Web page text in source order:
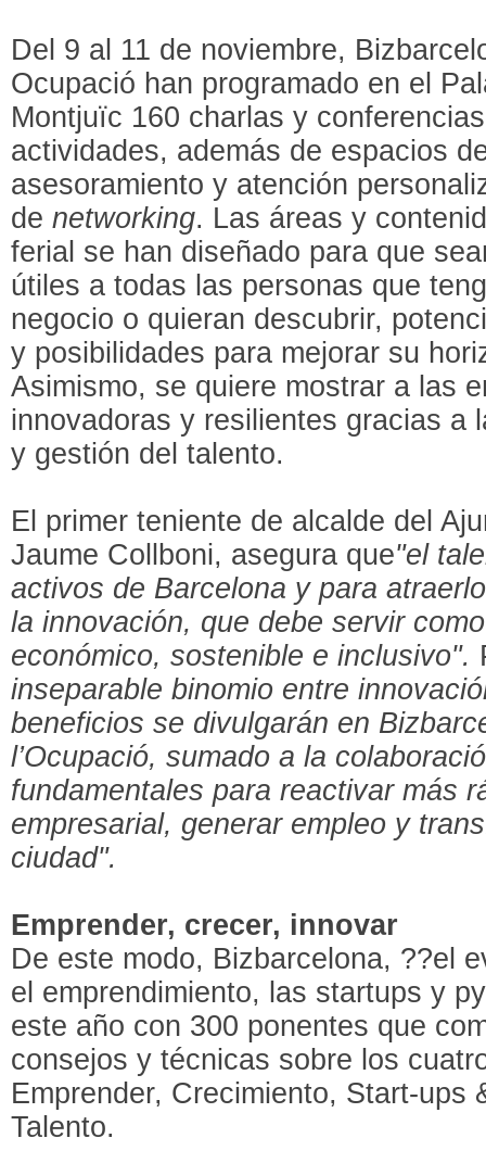
Del 9 al 11 de noviembre,
Ocupació han programado en el
Montjuïc 160 charlas y
actividades, además de espacios
asesoramiento y atención
denetworking. Las áreas y
ferial se han diseñado para que
útiles a todas las personas que
negocio o quieran descubrir,
y posibilidades para mejorar su
Asimismo, se quiere mostrar a las
innovadoras y resilientes gracias a
y gestión del talento.
El primer teniente de alcalde del
Jaume Collboni, asegura que"el
activos de Barcelona y para
la innovación, que debe servir
económico, sostenible e inclusivo".
inseparable binomio entre
beneficios se divulgarán en
l’Ocupació, sumado a la
fundamentales para reactivar más
empresarial, generar empleo y
ciudad".
Emprender, crecer, innovar
De este modo, Bizbarcelona, ??el
el emprendimiento, las startups y
este año con 300 ponentes que
consejos y técnicas sobre los
Emprender, Crecimiento, Start-ups
Talento.